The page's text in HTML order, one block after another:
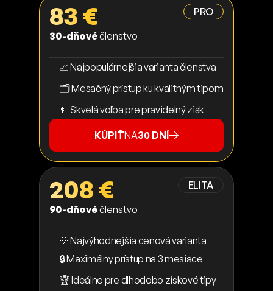
PRO
83 €
30-dňovéčlenstvo
📈 Najpopulárnejšia varianta členstva
🗂️ Mesačný prístup ku kvalitným tipom
💵 Skvelá voľba pre pravidelný zisk
KÚPIŤNA30 DNÍ
ELITA
208 €
90-dňovéčlenstvo
💡 Najvýhodnejšia cenová varianta
🔒 Maximálny prístup na 3 mesiace
🏆 Ideálne pre dlhodobo ziskové tipy